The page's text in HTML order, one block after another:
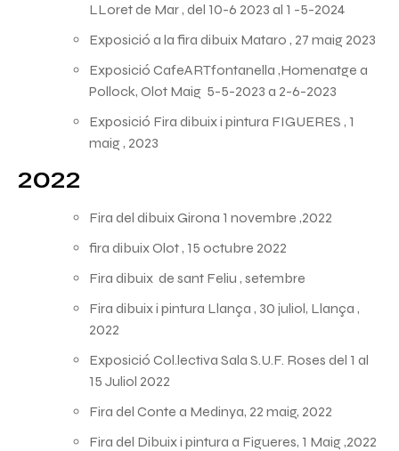
LLoret de Mar , del 10-6 2023 al 1 -5-2024
Exposició a la fira dibuix Mataro , 27 maig 2023
Exposició CafeARTfontanella ,Homenatge a
Pollock, Olot Maig 5-5-2023 a 2-6-2023
Exposició Fira dibuix i pintura FIGUERES , 1
maig , 2023
2022
Fira del dibuix Girona 1 novembre ,2022
fira dibuix Olot , 15 octubre 2022
Fira dibuix de sant Feliu , setembre
Fira dibuix i pintura Llança , 30 juliol, Llança ,
2022
Exposició Col.lectiva Sala S.U.F. Roses del 1 al
15 Juliol 2022
Fira del Conte a Medinya, 22 maig, 2022
Fira del Dibuix i pintura a Figueres, 1 Maig ,2022